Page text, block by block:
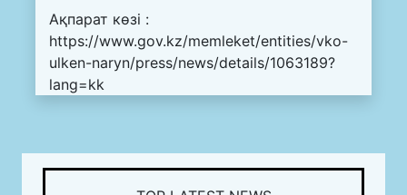
Ақпарат көзі :
https://www.gov.kz/memleket/entities/vko-
ulken-naryn/press/news/details/1063189?
lang=kk